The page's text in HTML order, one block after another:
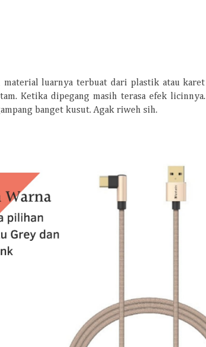
material luarnya terbuat dari plastik atau karet
Ketika dipegang masih terasa efek licinnya.
banget kusut. Agak riweh sih.